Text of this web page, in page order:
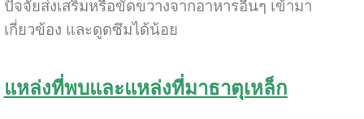
ปัจจัยส่งเสริมหรือขัดขวางจากอาหารอื่นๆ เข้ามา
เกี่ยวข้อง และดูดซึมได้น้อย
แหล่งที่พบและแหล่งที่มาธาตุเหล็ก